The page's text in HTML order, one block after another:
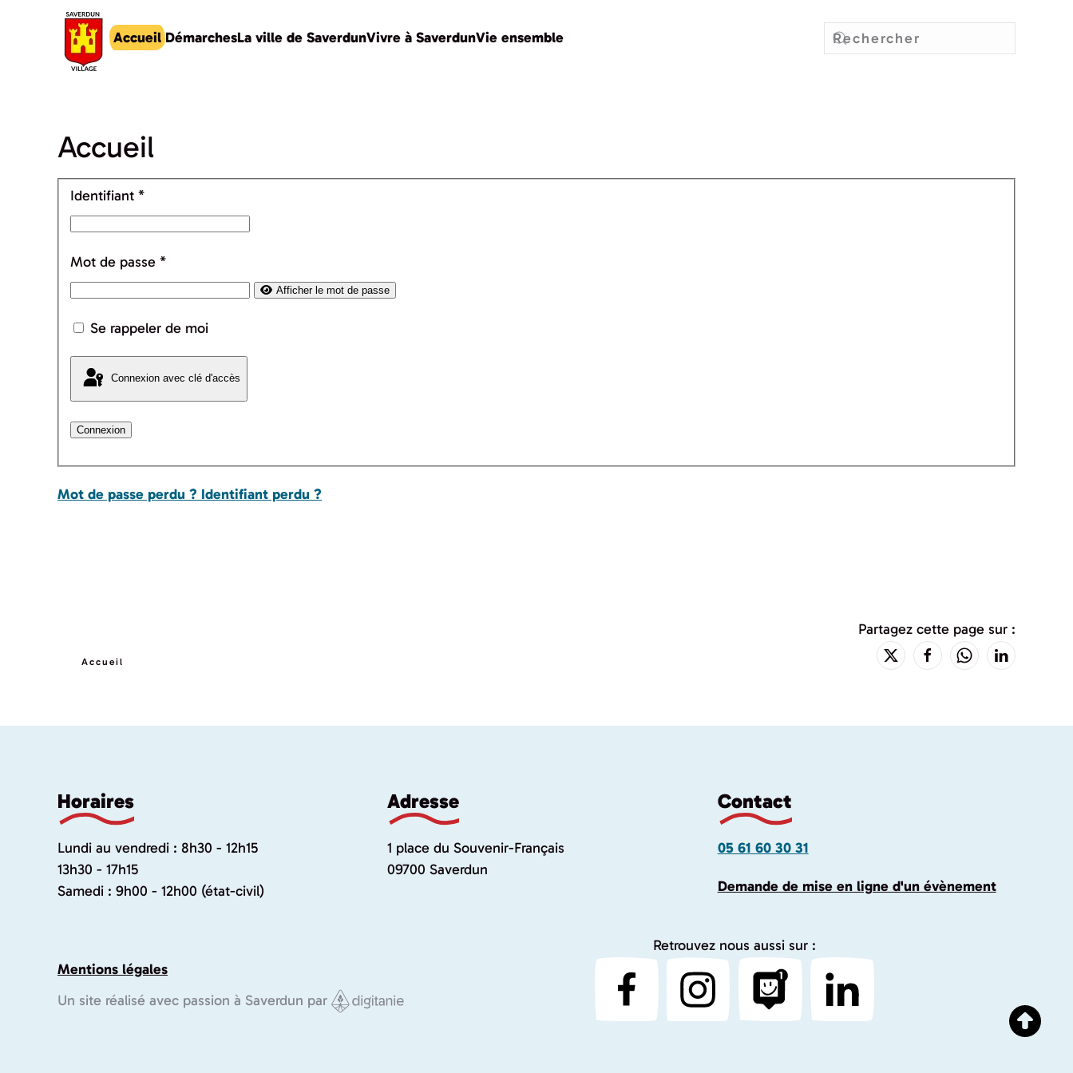
Accéder au contenu principal
Accueil DémarchesLa ville de SaverdunVivre à SaverdunVie ensemble
Accueil
Identifiant*
Mot de passe*
Afficher le mot de passe
Se rappeler de moi
Connexion avec clé d'accès
Connexion
Mot de passe perdu ? Identifiant perdu ?
Accueil
Partagez cette page sur :
Horaires
Lundi au vendredi : 8h30 - 12h15
13h30 - 17h15
Samedi : 9h00 - 12h00 (état-civil)
Adresse
1 place du Souvenir-Français
09700 Saverdun
Contact
05 61 60 30 31
Demande de mise en ligne d'un évènement
Mentions légales
Un site réalisé avec passion à Saverdun par
Retrouvez nous aussi sur :